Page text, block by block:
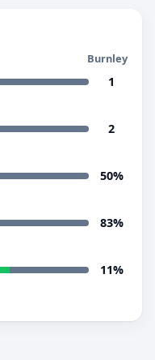
Burnley
1
2
50%
83%
11%